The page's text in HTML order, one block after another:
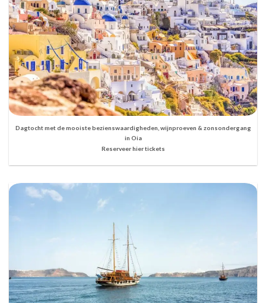
Dagtocht met de mooiste bezienswaardigheden, wijnproeven & zonsondergang
in Oia
Reserveer hier tickets